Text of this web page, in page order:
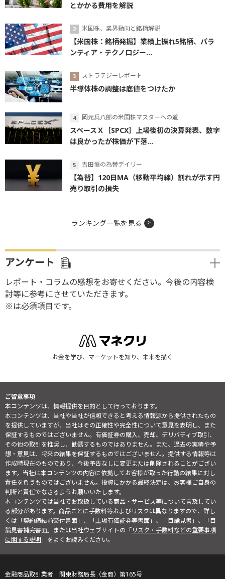
とかかる費用を解説
米国株、業界動向と銘柄解説
【米国株：銘柄発掘】業績上振れ5銘柄、パラ
ンティア・テクノロジー...
ストラテジーレポート
半導体株の調整は底値をつけたか
岡元兵八郎の米国株マスターへの道
スペースＸ［SPCX］上場後初の決算発表、数字
は良かったが株価が下落...
吉田恒の為替デイリー
【為替】120日MA（移動平均線）割れが示す円
売り取引の損失
ランキング一覧を見る
アンケート
レポート・コラムの感想をお寄せください。今後の内容検
討等に参考にさせていただきます。
※は必須項目です。
お金を学び、マーケットを知り、未来を描く
ご留意事項
本コンテンツは、情報提供を目的として行っております。
本コンテンツは、当社や当社が信頼できると考える情報源から提供されたもの
を提供していますが、当社はその正確性や完全性について意見を表明し、また
保証するものではございません。有価証券の購入、売却、デリバティブ取引、
その他の取引を推奨し、勧誘するものではありません。また、過去の実績や予
想・意見は、将来の結果を保証するものではございません。提供する情報等は
作成時現在のものであり、今後予告なしに変更または削除されることがござい
ます。当社は本コンテンツの内容に依拠してお客様が取った行動の結果に対し
責任を負うものではございません。投資にかかる最終決定は、お客様ご自身の
判断と責任でなさるようお願いいたします。
本コンテンツでは当社でお取扱している商品・サービス等について言及してい
る部分があります。商品ごとに手数料等およびリスクは異なりますので、詳し
くは「契約締結前交付書面」、「上場有価証券等書面」、「目論見書」、「目
論見書補完書面」または当社ウェブサイトの「リスク・手数料などの重要事項
に関する説明」をよくお読みください。
金融商品取引業者 関東財務局長（金商）第165号